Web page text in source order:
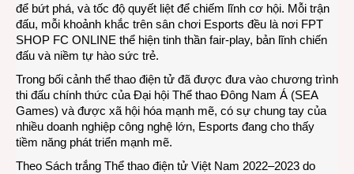
để bứt phá, và tốc độ quyết liệt để chiếm lĩnh cơ hội. Mỗi trận
đấu, mỗi khoảnh khắc trên sân chơi Esports đều là nơi FPT
SHOP FC ONLINE thể hiện tinh thần fair-play, bản lĩnh chiến
đấu và niềm tự hào sức trẻ.
Trong bối cảnh thể thao điện tử đã được đưa vào chương trình
thi đấu chính thức của Đại hội Thể thao Đông Nam Á (SEA
Games) và được xã hội hóa mạnh mẽ, có sự chung tay của
nhiều doanh nghiệp công nghệ lớn, Esports đang cho thấy
tiềm năng phát triển mạnh mẽ.
Theo Sách trắng Thể thao điện tử Việt Nam 2022–2023 do